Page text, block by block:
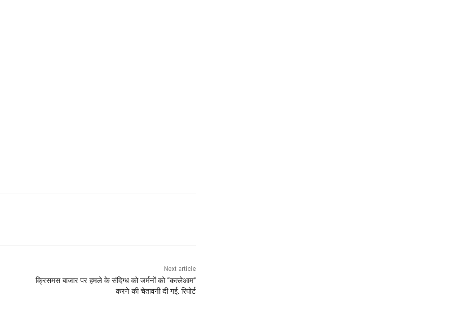
Next article
क्रिसमस बाजार पर हमले के संदिग्ध को जर्मनों को “कत्लेआम”
करने की चेतावनी दी गई: रिपोर्ट